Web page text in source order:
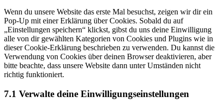
sonstiges
Wenn du unsere Website das erste Mal besuchst, zeigen wir dir ein
Pop-Up mit einer Erklärung über Cookies. Sobald du auf
„Einstellungen speichern“ klickst, gibst du uns deine Einwilligung
alle von dir gewählten Kategorien von Cookies und Plugins wie in
dieser Cookie-Erklärung beschrieben zu verwenden. Du kannst die
Verwendung von Cookies über deinen Browser deaktivieren, aber
bitte beachte, dass unsere Website dann unter Umständen nicht
richtig funktioniert.
7.1 Verwalte deine Einwilligungseinstellungen